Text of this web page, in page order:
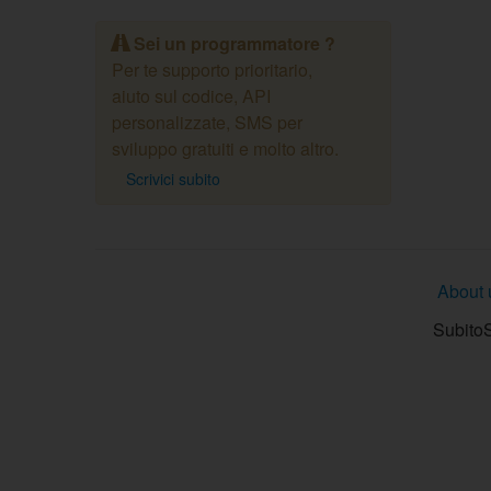
Sei un programmatore ?
Per te supporto prioritario,
aiuto sul codice, API
personalizzate, SMS per
sviluppo gratuiti e molto altro.
Scrivici subito
About